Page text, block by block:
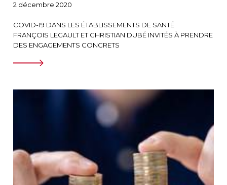
2 décembre 2020
COVID-19 DANS LES ÉTABLISSEMENTS DE SANTÉ
FRANÇOIS LEGAULT ET CHRISTIAN DUBÉ INVITÉS À PRENDRE
DES ENGAGEMENTS CONCRETS